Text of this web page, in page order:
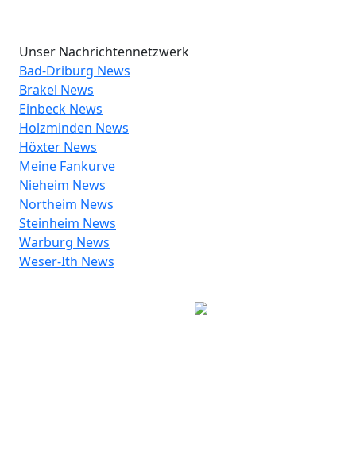
Unser Nachrichtennetzwerk
Bad-Driburg News
Brakel News
Einbeck News
Holzminden News
Höxter News
Meine Fankurve
Nieheim News
Northeim News
Steinheim News
Warburg News
Weser-Ith News